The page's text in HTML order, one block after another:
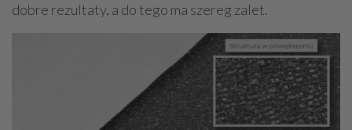
dobre rezultaty, a do tego ma szereg zalet.